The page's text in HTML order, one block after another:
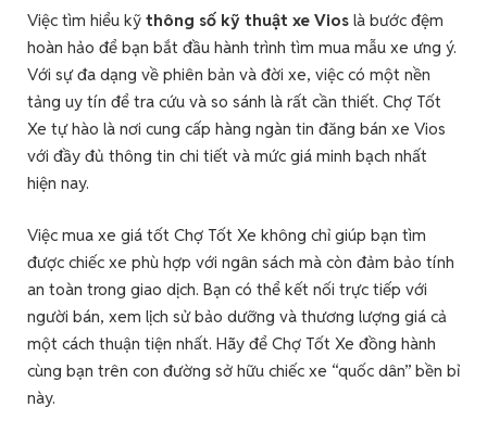
Việc tìm hiểu kỹ thông số kỹ thuật xe Vios là bước đệm
hoàn hảo để bạn bắt đầu hành trình tìm mua mẫu xe ưng ý.
Với sự đa dạng về phiên bản và đời xe, việc có một nền
tảng uy tín để tra cứu và so sánh là rất cần thiết. Chợ Tốt
Xe tự hào là nơi cung cấp hàng ngàn tin đăng bán xe Vios
với đầy đủ thông tin chi tiết và mức giá minh bạch nhất
hiện nay.
Việc mua xe giá tốt Chợ Tốt Xe không chỉ giúp bạn tìm
được chiếc xe phù hợp với ngân sách mà còn đảm bảo tính
an toàn trong giao dịch. Bạn có thể kết nối trực tiếp với
người bán, xem lịch sử bảo dưỡng và thương lượng giá cả
một cách thuận tiện nhất. Hãy để Chợ Tốt Xe đồng hành
cùng bạn trên con đường sở hữu chiếc xe “quốc dân” bền bỉ
này.